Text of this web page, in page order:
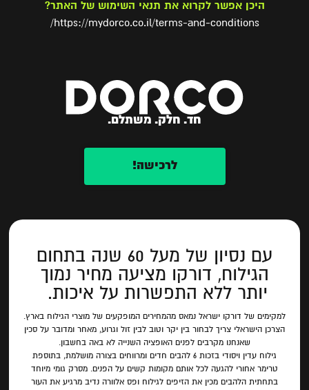
היכן אפשר לקרוא את תנאי השימוש של האתר?
https://mydorco.co.il/terms-and-conditions/
חד. חלק. משתלם.
לרכישה!
עם נסיון של מעל 60 שנה בתחום
הגילוח, דורקו מציעה מחיר נמוך
יותר ללא התפשרות על איכות.
למקימים של דורקו ישראל נמאס מהמחירים המופקעים של מוצרי הגילוח בארץ.
הצרכן הישראלי צריך לבחור בין יקר וטוב לבין זול וגרוע, מאחר ומדובר על סכין
שאנחנו מקרבים לפנים האופציה השנייה לא באה בחשבון.
גילוח עדין ויסודי בזכות 6 להבים חדים ומרווחים בצורה מושלמת, בתוספת
טרימר אחורי להגעה לכל אותם מקומות קשים על הפנים. מסרק גומי מיוחד
בתחתית הלהבים מכין את הזיפים לגילוח ופס אלוורה נדיב מרגיע את העור